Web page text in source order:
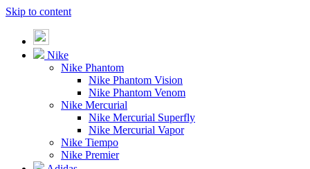
Skip to content
Nike
Nike Phantom
Nike Phantom Vision
Nike Phantom Venom
Nike Mercurial
Nike Mercurial Superfly
Nike Mercurial Vapor
Nike Tiempo
Nike Premier